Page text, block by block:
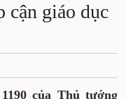
cận giáo dục
của Thủ tướng